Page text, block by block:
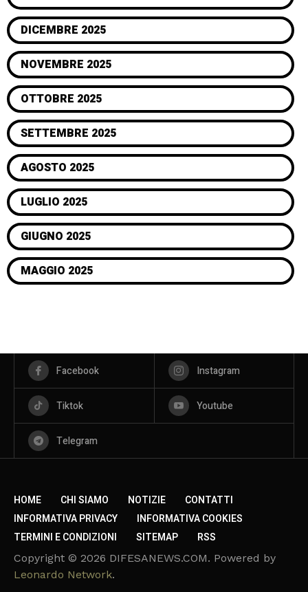
DICEMBRE 2025
NOVEMBRE 2025
OTTOBRE 2025
SETTEMBRE 2025
AGOSTO 2025
LUGLIO 2025
GIUGNO 2025
MAGGIO 2025
Facebook Instagram
Tiktok Youtube
Telegram
HOME CHI SIAMO NOTIZIE
CONTATTI
INFORMATIVA PRIVACY
INFORMATIVA COOKIES
TERMINI E CONDIZIONI
SITEMAP RSS
Copyright © 2026 DIFESANEWS.COM. Powered by
Leonardo Network.